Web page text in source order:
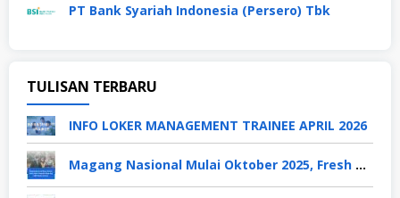
PT Bank Syariah Indonesia (Persero) Tbk
TULISAN TERBARU
INFO LOKER MANAGEMENT TRAINEE APRIL 2026
Magang Nasional Mulai Oktober 2025, Fresh Graduate Dapat Gaji UMP Selama 6 Bulan